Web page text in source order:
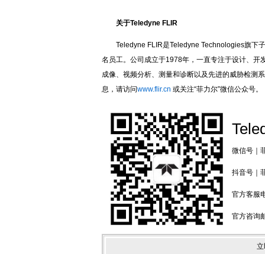
关于Teledyne FLIR
Teledyne FLIR是Teledyne Technologies旗下子
名员工。公司成立于1978年，一直专注于设计、开
成像、视频分析、测量和诊断以及先进的威胁检测
息，请访问www.flir.cn 或关注“菲力尔”微信公众号。
微信号｜
抖音号｜
官方客服
官方咨询